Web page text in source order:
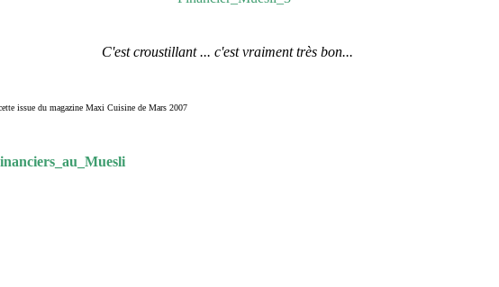
C'est croustillant ... c'est vraiment très bon...
issue du magazine Maxi Cuisine de Mars 2007